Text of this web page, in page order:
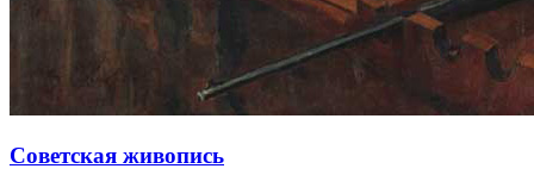
Советская живопись